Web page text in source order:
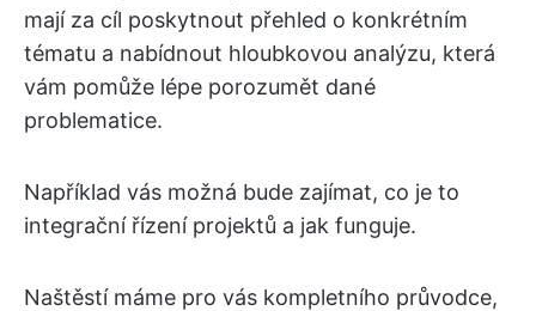
mají za cíl poskytnout přehled o konkrétním
tématu a nabídnout hloubkovou analýzu, která
vám pomůže lépe porozumět dané
problematice.
Například vás možná bude zajímat, co je to
integrační řízení projektů a jak funguje.
Naštěstí máme pro vás kompletního průvodce,